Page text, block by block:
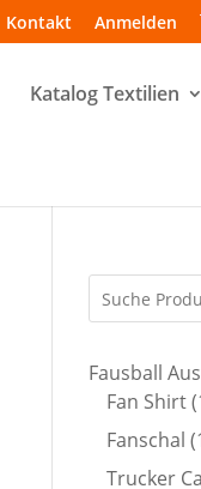
Kontakt Anmelden
Katalog Textilien
Fausball
Fan Shirt
Fanschal
Trucker